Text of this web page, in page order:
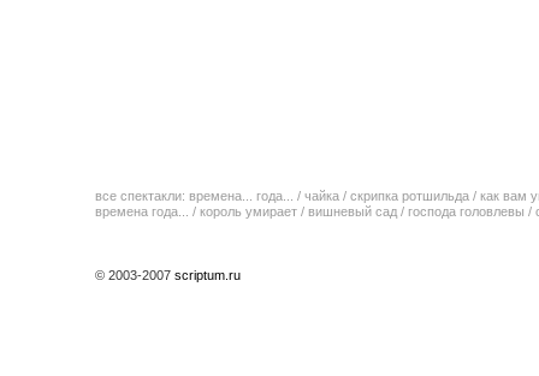
все спектакли: времена... года... / чайка / скрипка ротшильда / как вам
времена года...
/ король умирает / вишневый сад / господа головлевы /
© 2003-2007 scriptum.ru